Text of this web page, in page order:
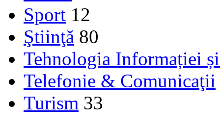
Sport 12
Ştiinţă 80
Tehnologia Informației
Telefonie & Comunicaţii
Turism 33